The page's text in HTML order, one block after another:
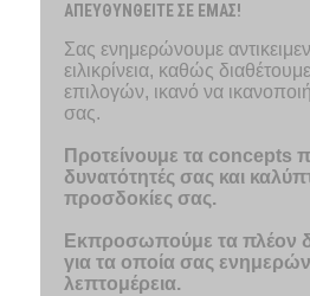
ΑΠΕΥΘΥΝΘΕΙΤΕ ΣΕ ΕΜΑΣ!
Σας ενημερώνουμε
ειλικρίνεια, καθώς
επιλογών, ικανό να
σας.
Προτείνουμε τα concepts
δυνατότητές σας και
προσδοκίες σας.
Εκπροσωπούμε τα πλέον
για τα οποία σας
λεπτομέρεια.